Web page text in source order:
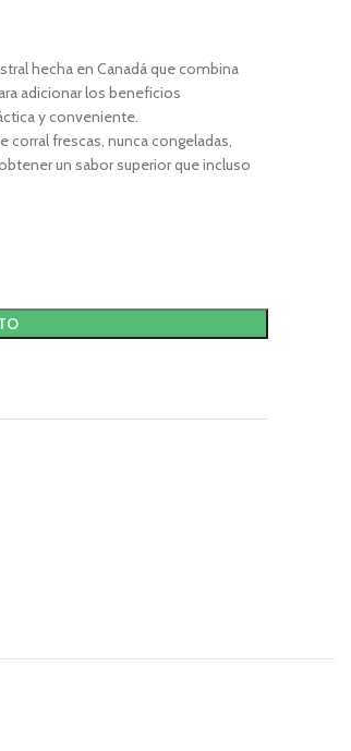
hecha en Canadá que combina
adicionar los beneficios
y conveniente.
corral frescas, nunca congeladas,
un sabor superior que incluso